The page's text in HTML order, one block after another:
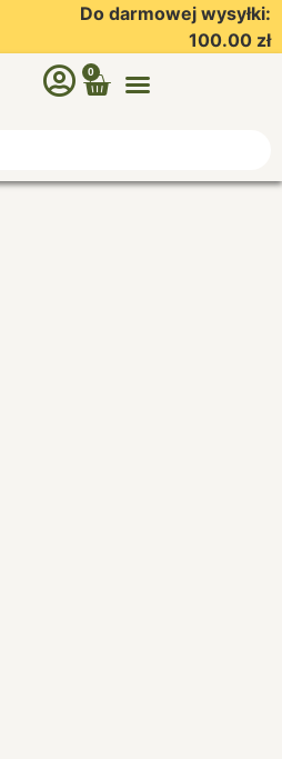
Do darmowej wysyłki:
100.00 zł
0